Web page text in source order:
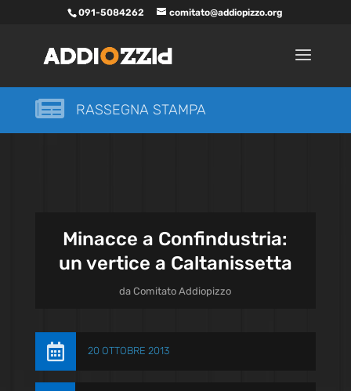
091-5084262 comitato@addiopizzo.org
 RASSEGNA STAMPA
Minacce a Confindustria:
un vertice a Caltanissetta
daComitato Addiopizzo
 20 OTTOBRE 2013